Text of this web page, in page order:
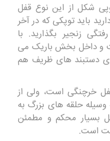
شکل از این نوع قفل
باید توپکی که در آخر
زنجیر بگذارید. با
و داخل بخش باریک می
دستبند های ظریف هم
خرچنگی است، ولی از
حلقه های بزرگ به
بسیار محکم و مطمئن
است.